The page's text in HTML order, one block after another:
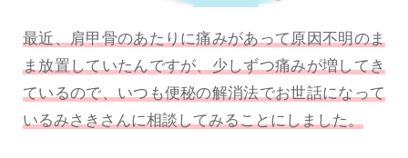
最近、肩甲骨のあたりに痛みがあって原因不明のま
ま放置していたんですが、少しずつ痛みが増してき
ているので、いつも便秘の解消法でお世話になって
いるみさきさんに相談してみることにしました。